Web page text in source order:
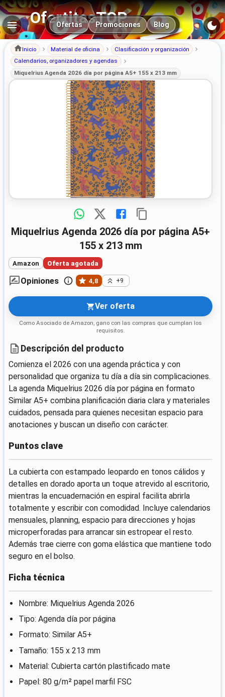
OfertitasTOP
Navegación principal
Ofertas Promociones Blog
Inicio Material de oficina
Clasificación y organización
Calendarios, organizadores y agendas
Miquelrius Agenda 2026 día por página A5+ 155 x 213 mm
Miquelrius Agenda 2026 día por página A5+
155 x 213 mm
Amazon Oferta agotada
Opiniones 4,8 +9
Ver oferta
Como Asociado de Amazon, gano con las compras que cumplan los
requisitos.
Descripción del producto
Comienza el 2026 con una agenda práctica y con
personalidad que organiza tu día a día sin complicaciones.
La agenda Miquelrius 2026 día por página en formato
Similar A5+ combina planificación diaria clara y materiales
cuidados, pensada para quienes necesitan espacio para
anotaciones y buscan un diseño con carácter.
Puntos clave
La cubierta con estampado leopardo en tonos cálidos y
detalles en dorado aporta un toque atrevido al escritorio,
mientras la encuadernación en espiral facilita abrirla
totalmente y escribir con comodidad. Incluye calendarios
mensuales, planning, espacio para direcciones y hojas
microperforadas para arrancar sin estropear el resto.
Además trae cierre con goma elástica que mantiene todo
seguro en el bolso.
Ficha técnica
Nombre: Miquelrius Agenda 2026
Tipo: Agenda día por página
Formato: Similar A5+
Tamaño: 155 x 213 mm
Material: Cubierta cartón plastificado mate
Papel: 80 g/m² papel marfil FSC